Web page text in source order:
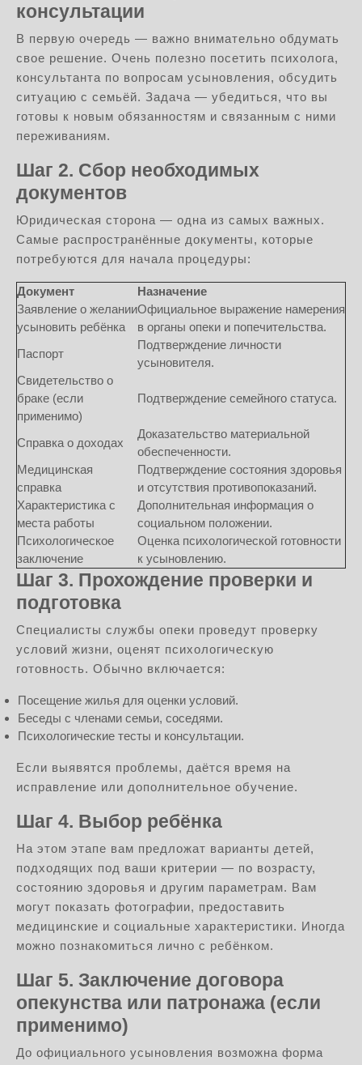
консультации
В первую очередь — важно внимательно обдумать
свое решение. Очень полезно посетить психолога,
консультанта по вопросам усыновления, обсудить
ситуацию с семьёй. Задача — убедиться, что вы
готовы к новым обязанностям и связанным с ними
переживаниям.
Шаг 2. Сбор необходимых
документов
Юридическая сторона — одна из самых важных.
Самые распространённые документы, которые
потребуются для начала процедуры:
Документ
Назначение
Заявление о желании
усыновить ребёнка
Официальное выражение намерения
в органы опеки и попечительства.
Паспорт
Подтверждение личности
усыновителя.
Свидетельство о
браке (если
применимо)
Подтверждение семейного статуса.
Справка о доходах
Доказательство материальной
обеспеченности.
Медицинская
справка
Подтверждение состояния здоровья
и отсутствия противопоказаний.
Характеристика с
места работы
Дополнительная информация о
социальном положении.
Психологическое
заключение
Оценка психологической готовности
к усыновлению.
Шаг 3. Прохождение проверки и
подготовка
Специалисты службы опеки проведут проверку
условий жизни, оценят психологическую
готовность. Обычно включается:
Посещение жилья для оценки условий.
Беседы с членами семьи, соседями.
Психологические тесты и консультации.
Если выявятся проблемы, даётся время на
исправление или дополнительное обучение.
Шаг 4. Выбор ребёнка
На этом этапе вам предложат варианты детей,
подходящих под ваши критерии — по возрасту,
состоянию здоровья и другим параметрам. Вам
могут показать фотографии, предоставить
медицинские и социальные характеристики. Иногда
можно познакомиться лично с ребёнком.
Шаг 5. Заключение договора
опекунства или патронажа (если
применимо)
До официального усыновления возможна форма